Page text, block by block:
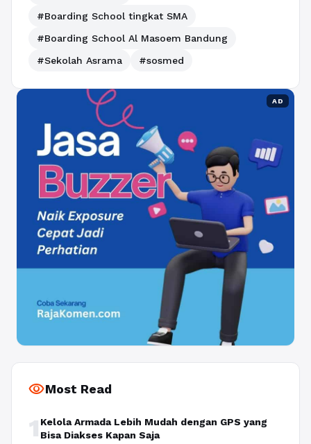
#Boarding School tingkat SMA
#Boarding School Al Masoem Bandung
#Sekolah Asrama
#sosmed
AD
visibilityMost Read
1 Kelola Armada Lebih Mudah dengan GPS yang
Bisa Diakses Kapan Saja